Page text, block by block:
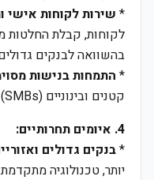
* שירות לקוחות אישי
לקוחות, קבלת החלטות
בהשוואה לבנקים
* התמחות בנישות
קטנים ובינוניים (SMBs) או נדל"ן מקומי.
4. איומים תחרותיים:
*בנקים גדולים
יותר, טכנולוגיה